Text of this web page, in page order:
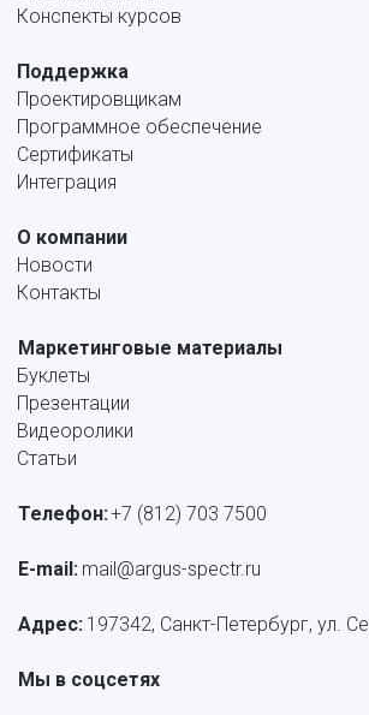
Конспекты курсов
Поддержка
Проектировщикам
Программное обеспечение
Сертификаты
Интеграция
О компании
Новости
Контакты
Маркетинговые материалы
Буклеты
Презентации
Видеоролики
Статьи
Телефон:+7 (812) 703 7500
E-mail: mail@argus-spectr.ru
Адрес: 197342, Санкт-Петербург, ул.
Мы в соцсетях